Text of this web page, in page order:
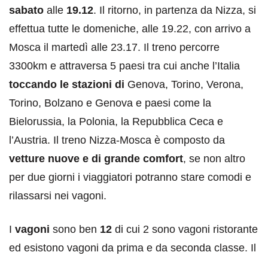
sabato alle 19.12. Il ritorno, in partenza da Nizza, si
effettua tutte le domeniche, alle 19.22, con arrivo a
Mosca il martedì alle 23.17. Il treno percorre
3300km e attraversa 5 paesi tra cui anche l’Italia
toccando le stazioni di Genova, Torino, Verona,
Torino, Bolzano e Genova e paesi come la
Bielorussia, la Polonia, la Repubblica Ceca e
l’Austria. Il treno Nizza-Mosca è composto da
vetture nuove e di grande comfort, se non altro
per due giorni i viaggiatori potranno stare comodi e
rilassarsi nei vagoni.
I vagoni sono ben 12 di cui 2 sono vagoni ristorante
ed esistono vagoni da prima e da seconda classe. Il